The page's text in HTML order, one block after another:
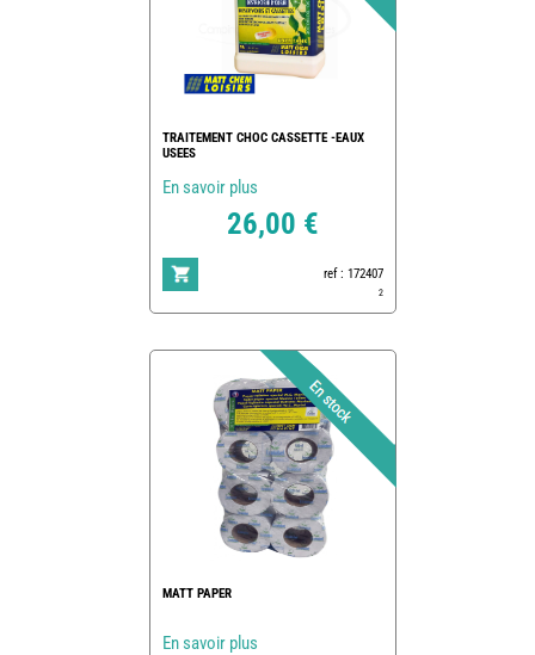
TRAITEMENT CHOC CASSETTE -EAUX
USEES
En savoir plus
26,00 €
ref : 172407
2
MATT PAPER
En savoir plus